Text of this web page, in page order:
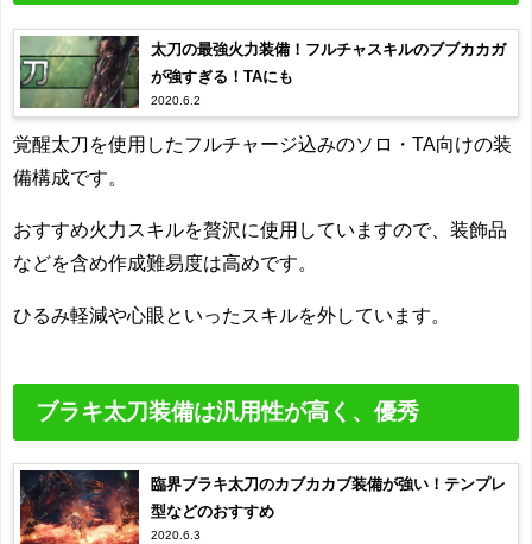
太刀の最強火力装備！フルチャスキルのブブカカガ
が強すぎる！TAにも
2020.6.2
覚醒太刀を使用したフルチャージ込みのソロ・TA向けの装
備構成です。
おすすめ火力スキルを贅沢に使用していますので、装飾品
などを含め作成難易度は高めです。
ひるみ軽減や心眼といったスキルを外しています。
ブラキ太刀装備は汎用性が高く、優秀
臨界ブラキ太刀のカブカカブ装備が強い！テンプレ
型などのおすすめ
2020.6.3